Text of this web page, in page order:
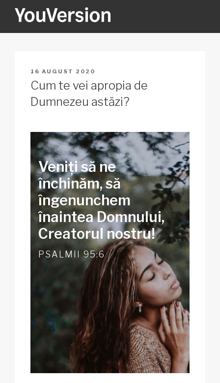
YOUVERSION
PUBLICAT
PE
16 AUGUST 2020
Cum te vei apropia de
Dumnezeu astăzi?
Veniți să ne
închinăm, să
îngenunchem
înaintea Domnului,
Creatorul nostru!
PSALMII 95:6